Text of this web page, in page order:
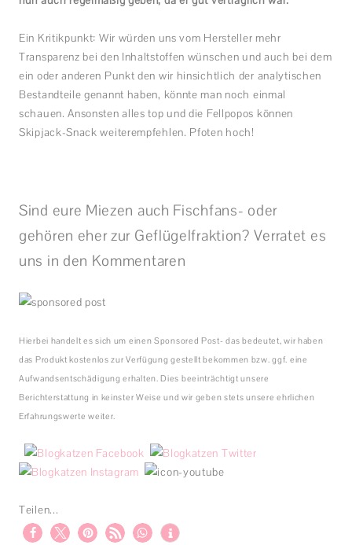
Ein Kritikpunkt: Wir würden uns vom Hersteller mehr
Transparenz bei den Inhaltstoffen wünschen und auch bei dem
ein oder anderen Punkt den wir hinsichtlich der analytischen
Bestandteile genannt haben, könnte man noch einmal
schauen. Ansonsten alles top und die Fellpopos können
Skipjack-Snack weiterempfehlen. Pfoten hoch!
Sind eure Miezen auch Fischfans- oder
gehören eher zur Geflügelfraktion? Verratet es
uns in den Kommentaren
Hierbei handelt es sich um einen Sponsored Post- das bedeutet, wir haben
das Produkt kostenlos zur Verfügung gestellt bekommen bzw. ggf. eine
Aufwandsentschädigung erhalten. Dies beeinträchtigt unsere
Berichterstattung in keinster Weise und wir geben stets unsere ehrlichen
Erfahrungswerte weiter.
Teilen...